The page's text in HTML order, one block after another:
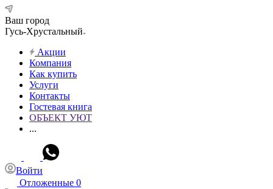
Ваш город
Гусь-Хрустальный
Акции
Компания
Как купить
Услуги
Контакты
Гостевая книга
ОБЪЕКТ УЮТ
...
Войти
Отложенные 0